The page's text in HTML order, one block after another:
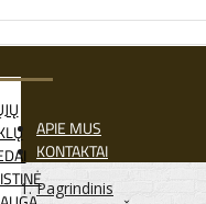
APIE MUS
KONTAKTAI
Pagrindinis